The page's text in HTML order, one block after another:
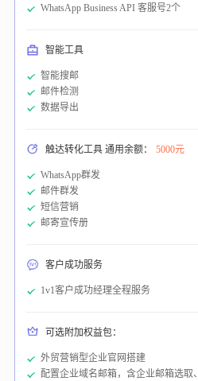
WhatsApp Business API 客服号2个
智能工具
智能搜邮
邮件检测
数据导出
触达转化工具 通用余额： 5000元
WhatsApp群发
邮件群发
短信营销
邮寄宣传册
客户成功服务
1v1客户成功经理全程服务
可选附加权益包：
外贸营销型企业官网搭建
配置企业域名邮箱，含企业邮箱选取、